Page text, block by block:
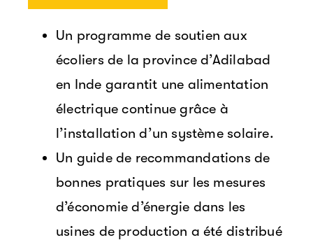
Un programme de soutien aux
écoliers de la province d’Adilabad
en Inde garantit une alimentation
électrique continue grâce à
l’installation d’un système solaire.
Un guide de recommandations de
bonnes pratiques sur les mesures
d’économie d’énergie dans les
usines de production a été distribué